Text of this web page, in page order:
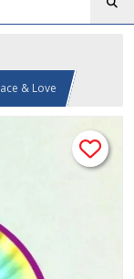
& Love